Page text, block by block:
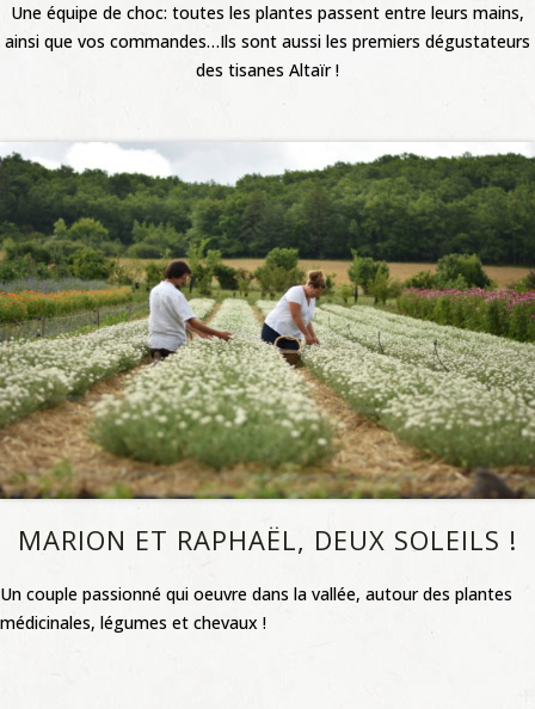
Une équipe de choc: toutes les plantes passent entre leurs mains,
ainsi que vos commandes…Ils sont aussi les premiers dégustateurs
des tisanes Altaïr !
MARION ET RAPHAËL, DEUX SOLEILS !
Un couple passionné qui oeuvre dans la vallée, autour des plantes
médicinales, légumes et chevaux !